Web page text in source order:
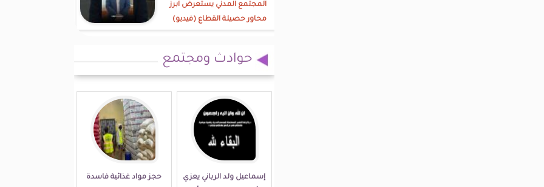
المجتمع المدني يستعرض ابرز
محاور حصيلة القطاع (فيديو)
حوادث ومجتمع
إسماعيل ولد الرباني يعزي
حجز مواد غذائية فاسدة